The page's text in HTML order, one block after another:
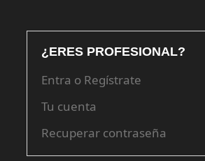
¿ERES PROFESIONAL?
Entra o Regístrate
Tu cuenta
Recuperar contraseña